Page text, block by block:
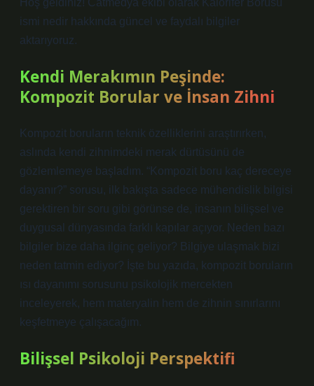
Hoş geldiniz! Catmedya ekibi olarak Kalorifer Borusu
ismi nedir hakkında güncel ve faydalı bilgiler
aktarıyoruz.
Kendi Merakımın Peşinde:
Kompozit Borular ve İnsan Zihni
Kompozit boruların teknik özelliklerini araştırırken,
aslında kendi zihnimdeki merak dürtüsünü de
gözlemlemeye başladım. “Kompozit boru kaç dereceye
dayanır?” sorusu, ilk bakışta sadece mühendislik bilgisi
gerektiren bir soru gibi görünse de, insanın bilişsel ve
duygusal dünyasında farklı kapılar açıyor. Neden bazı
bilgiler bize daha ilginç geliyor? Bilgiye ulaşmak bizi
neden tatmin ediyor? İşte bu yazıda, kompozit boruların
ısı dayanımı sorusunu psikolojik mercekten
inceleyerek, hem materyalin hem de zihnin sınırlarını
keşfetmeye çalışacağım.
Bilişsel Psikoloji Perspektifi